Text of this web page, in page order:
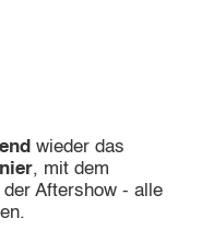
wieder das
, mit dem
Aftershow - alle